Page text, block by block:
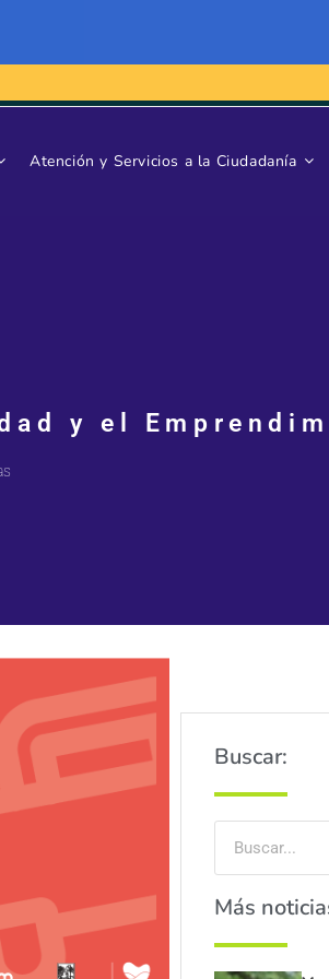
Atención y Servicios a la Ciudadanía
y el
Buscar:
Más